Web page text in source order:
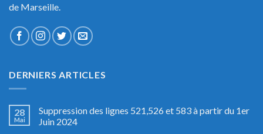
de Marseille.
DERNIERS ARTICLES
28
Mai
Suppression des lignes 521,526 et 583 à partir du 1er
Juin 2024